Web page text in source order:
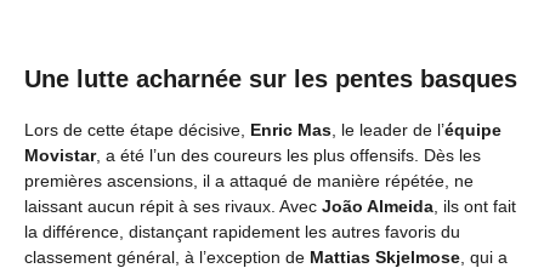
Une lutte acharnée sur les pentes basques
Lors de cette étape décisive, Enric Mas , le leader de l’équipe
Movistar, a été l’un des coureurs les plus offensifs. Dès les
premières ascensions, il a attaqué de manière répétée, ne
laissant aucun répit à ses rivaux. Avec João Almeida , ils ont fait
la différence, distançant rapidement les autres favoris du
classement général, à l’exception de Mattias Skjelmose , qui a